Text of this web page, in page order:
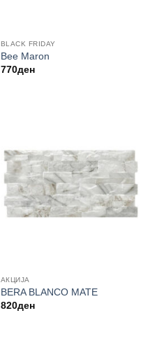
BLACK FRIDAY
Bee Maron
770ден
АКЦИЈА
BERA BLANCO MATE
820ден